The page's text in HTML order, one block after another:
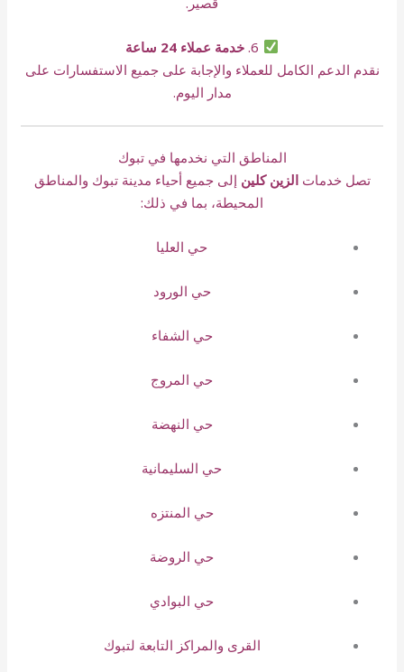
خدمة عملاء 24 ساعة
نقدم الدعم الكامل للعملاء والإجابة على جميع الاستفسارات على
مدار اليوم.
المناطق التي نخدمها في تبوك
تصل خدماتالزين كلين إلى جميع أحياء مدينة تبوك والمناطق
المحيطة، بما في ذلك:
حي العليا
حي الورود
حي الشفاء
حي المروج
حي النهضة
حي السليمانية
حي المنتزه
حي الروضة
حي البوادي
القرى والمراكز التابعة لتبوك